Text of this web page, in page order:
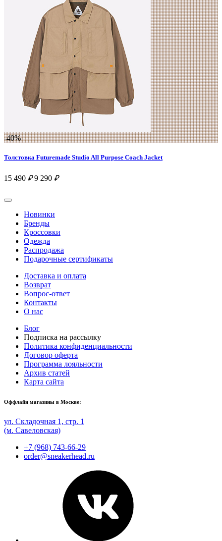
-40%
Толстовка Futuremade Studio All Purpose Coach Jacket
15 490 ₽ 9 290 ₽
Новинки
Бренды
Кроссовки
Одежда
Распродажа
Подарочные сертификаты
Доставка и оплата
Возврат
Вопрос-ответ
Контакты
О нас
Блог
Подписка на рассылку
Политика конфиденциальности
Договор оферта
Программа лояльности
Архив статей
Карта сайта
Оффлайн магазины в Москве:
ул. Складочная 1, стр. 1
(м. Савеловская)
+7 (968) 743-66-29
order@sneakerhead.ru